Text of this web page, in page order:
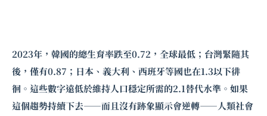
2023年，韓國的總生育率跌至0.72，全球最低；台灣緊隨其
後，僅有0.87；日本、義大利、西班牙等國也在1.3以下徘
徊。這些數字遠低於維持人口穩定所需的2.1替代水準。如果
這個趨勢持續下去——而且沒有跡象顯示會逆轉——人類社會